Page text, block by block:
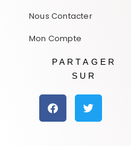
Nous Contacter
Mon Compte
PARTAGER
SUR